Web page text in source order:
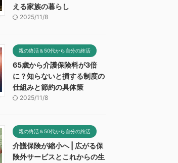
える家族の暮らし
2025/11/8
親の終活＆50代から自分の終活
65歳から介護保険料が3倍
に？知らないと損する制度の
仕組みと節約の具体策
2025/11/8
親の終活＆50代から自分の終活
介護保険が縮小へ | 広がる保
険外サービスとこれからの生